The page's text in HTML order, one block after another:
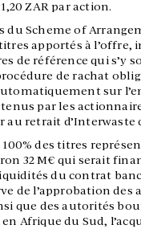
ZAR par action.
du Scheme of
apportés à l’offre,
de référence qui s’y
de rachat
sur
par les
au retrait d’Interwaste
100% des titres
32 M€ qui serait
du contrat
de l’approbation des
que des autorités
Afrique du Sud,